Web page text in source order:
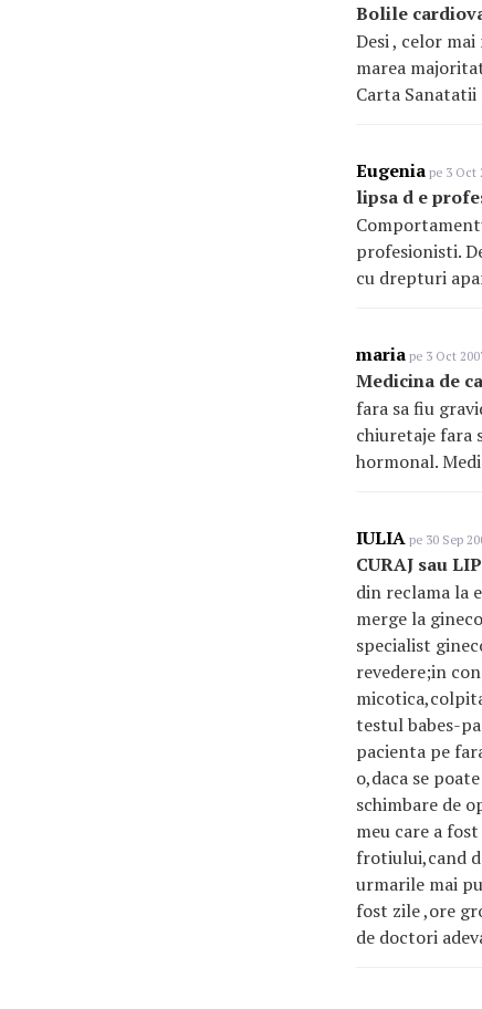
Bolile
Desi , celor
marea
Carta Sanatatii
Eugenia pe 3 Oct
lipsa d e
profesionisti.
cu drepturi
maria pe 3 Oct
Medicina de
fara sa fiu
chiuretaje fara
hormonal.
IULIA pe 30 Sep
CURAJ sau
din reclama la
merge la
specialist
revedere;in
testul babes-
pacienta pe
o,daca se
schimbare de
meu care a
frotiului,cand
urmarile mai
fost zile ,ore
de doctori